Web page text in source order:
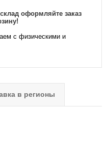
оформляйте заказ
с физическими и
в регионы